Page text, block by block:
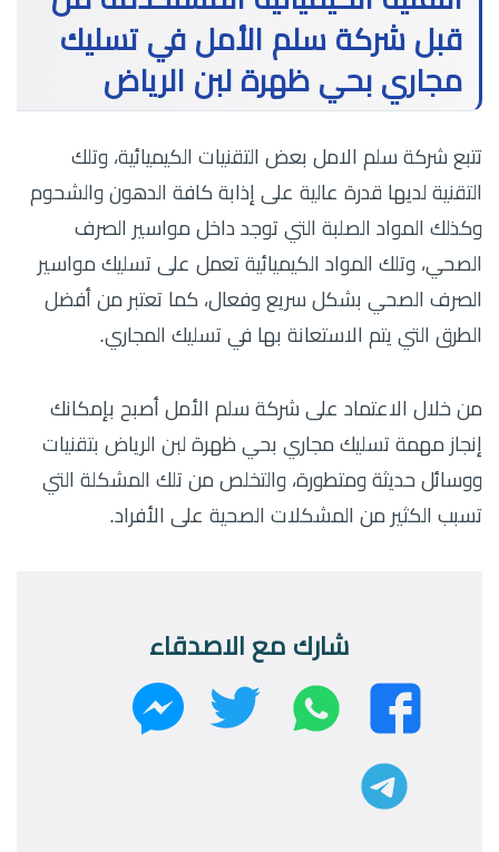
قبل شركة سلم الأمل في تسليك
مجاري بحي ظهرة لبن الرياض
تتبع شركة سلم الامل بعض التقنيات الكيميائية، وتلك
التقنية لديها قدرة عالية على إذابة كافة الدهون والشحوم
وكذلك المواد الصلبة التي توجد داخل مواسير الصرف
الصحي، وتلك المواد الكيميائية تعمل على تسليك مواسير
الصرف الصحي بشكل سريع وفعال، كما تعتبر من أفضل
الطرق التي يتم الاستعانة بها في تسليك المجاري.
من خلال الاعتماد على شركة سلم الأمل أصبح بإمكانك
إنجاز مهمة تسليك مجاري بحي ظهرة لبن الرياض بتقنيات
ووسائل حديثة ومتطورة، والتخلص من تلك المشكلة التي
تسبب الكثير من المشكلات الصحية على الأفراد.
شارك مع الاصدقاء
فيسبوك
واتساب تويتر